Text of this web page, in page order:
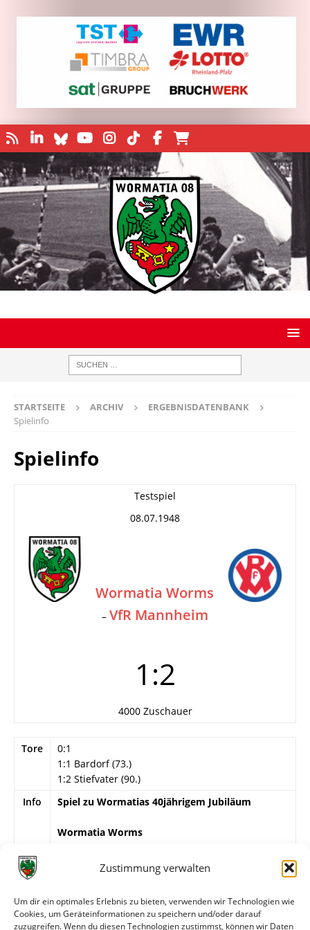
Zustimmung verwalten
Um dir ein optimales Erlebnis zu bieten, verwenden wir Technologien wie
Cookies, um Geräteinformationen zu speichern und/oder darauf
zuzugreifen. Wenn du diesen Technologien zustimmst, können wir Daten
STARTSEITE ARCHIV
ERGEBNISDATENBANK
Spielinfo
Spielinfo
Testspiel
08.07.1948
Wormatia Worms
– VfR Mannheim
1:2
4000 Zuschauer
Tore
0:1
1:1 Bardorf (73.)
1:2 Stiefvater (90.)
Info
Spiel zu Wormatias 40jährigem Jubiläum
Wormatia Worms
Selbert, L. Sattler (46. Mechnig) – E. Vogt, H. Vogt,
Blankenberger, Bardorf, H. Müller.
VfR Mannheim
Jöckel – Senk, Rühm, de la Vigne, Rößling, Müller,